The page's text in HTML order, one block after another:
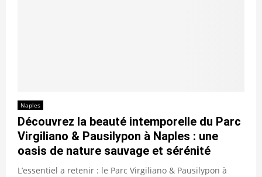
Naples
Découvrez la beauté intemporelle du Parc
Virgiliano & Pausilypon à Naples : une
oasis de nature sauvage et sérénité
L’essentiel a retenir : le Parc Virgiliano & Pausilypon à